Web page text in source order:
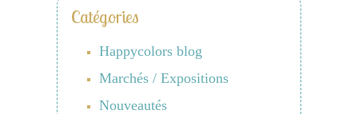
Catégories
Happycolors blog
Marchés / Expositions
Nouveautés